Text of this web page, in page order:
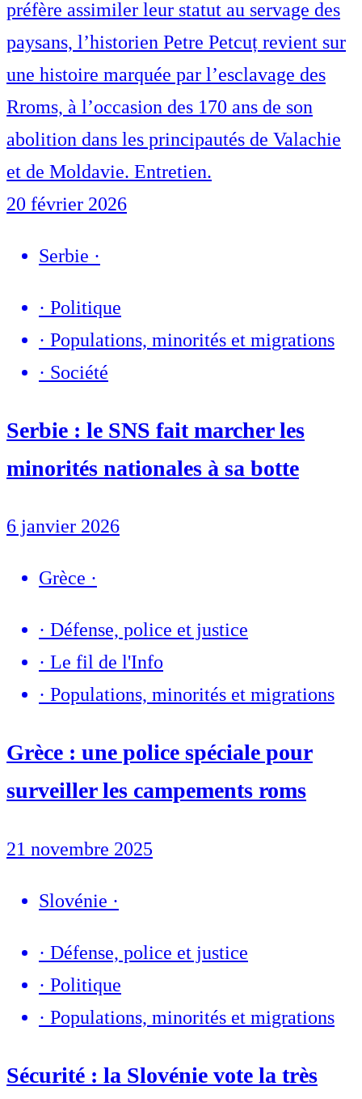
préfère assimiler leur statut au servage des
paysans, l’historien Petre Petcuț revient sur
une histoire marquée par l’esclavage des
Rroms, à l’occasion des 170 ans de son
abolition dans les principautés de Valachie
et de Moldavie. Entretien.
20 février 2026
Serbie ·
· Politique
· Populations, minorités et migrations
· Société
Serbie : le SNS fait marcher les
minorités nationales à sa botte
6 janvier 2026
Grèce ·
· Défense, police et justice
· Le fil de l'Info
· Populations, minorités et migrations
Grèce : une police spéciale pour
surveiller les campements roms
21 novembre 2025
Slovénie ·
· Défense, police et justice
· Politique
· Populations, minorités et migrations
Sécurité : la Slovénie vote la très